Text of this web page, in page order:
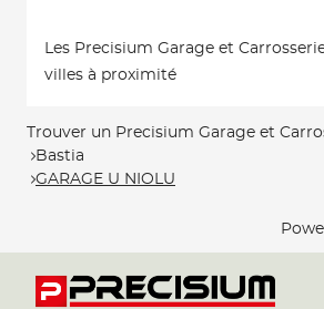
Les Precisium Garage et
villes à proximité
Trouver un Precisium Garage et
Bastia
GARAGE U NIOLU